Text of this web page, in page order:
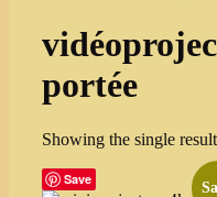
portée
Showing the single result
Save